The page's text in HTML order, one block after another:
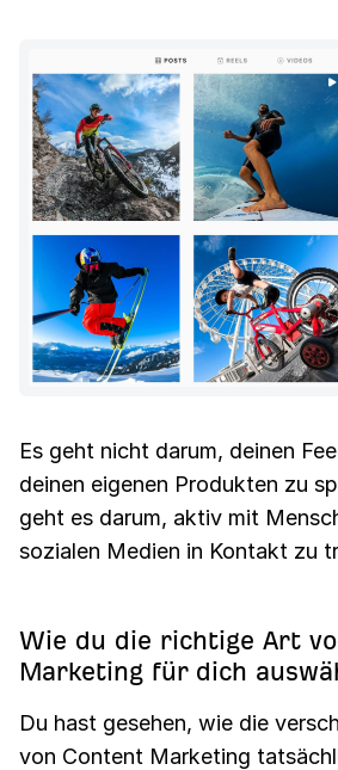
Es geht nicht darum, deinen
deinen eigenen Produkten zu
geht es darum, aktiv mit
sozialen Medien in Kontakt zu
Wie du die richtige Art
Marketing für dich
Du hast gesehen, wie die
von Content Marketing